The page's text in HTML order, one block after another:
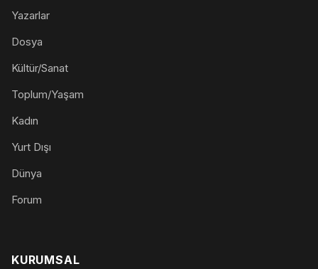
Yazarlar
Dosya
Kültür/Sanat
Toplum/Yaşam
Kadın
Yurt Dışı
Dünya
Forum
KURUMSAL